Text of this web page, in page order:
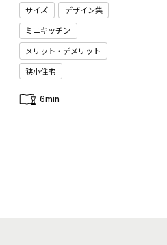
サイズ
デザイン集
ミニキッチン
メリット・デメリット
狭小住宅
6min